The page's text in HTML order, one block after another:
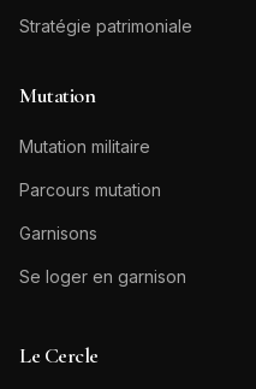
Stratégie patrimoniale
Mutation
Mutation militaire
Parcours mutation
Garnisons
Se loger en garnison
Le Cercle